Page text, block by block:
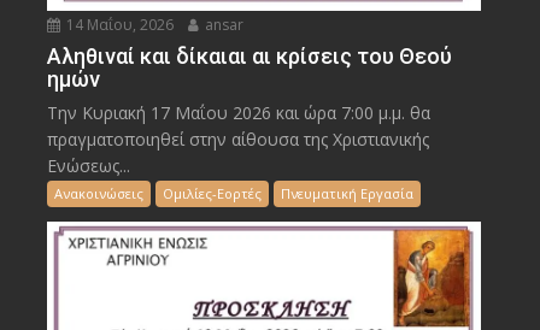
14 Μαΐου, 2026 ansar
Αληθιναί και δίκαιαι αι κρίσεις του Θεού
ημών
Την Κυριακή 17 Μαΐου 2026 και ώρα 7:00 μ.μ. θα
πραγματοποιηθεί στην αίθουσα της Χριστιανικής
Ενώσεως...
Ανακοινώσεις Ομιλίες-Εορτές Πνευματική Εργασία